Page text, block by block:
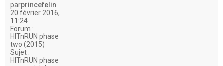
parprincefelin
20 février 2016,
11:24
Forum :
HITnRUN phase
two (2015)
Sujet :
HITnRUN phase